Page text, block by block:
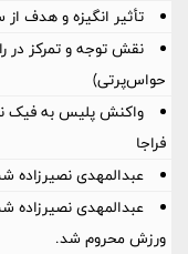
تأثیر انگیزه و هدف از
نقش توجه و تمرکز در
حواس‌پرتی)
واکنش پلیس به فیک
فراجا
عبدالمهدی
عبدالمهدی نصیرزاده
ورزش محروم شد.